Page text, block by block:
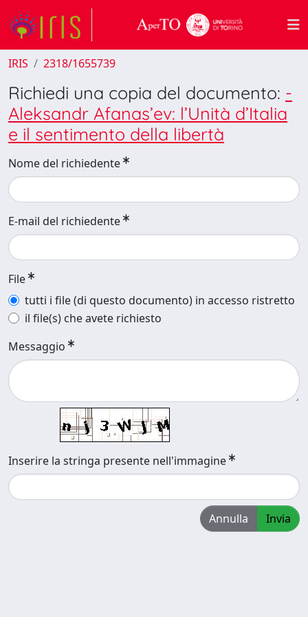
IRIS 2318/1655739
Richiedi una copia del documento: -
Aleksandr Afanas’ev: l’Unità d’Italia
e il sentimento della libertà
Nome del richiedente
E-mail del richiedente
File
tutti i file (di questo documento) in accesso ristretto
il file(s) che avete richiesto
Messaggio
Inserire la stringa presente nell'immagine
Annulla Invia